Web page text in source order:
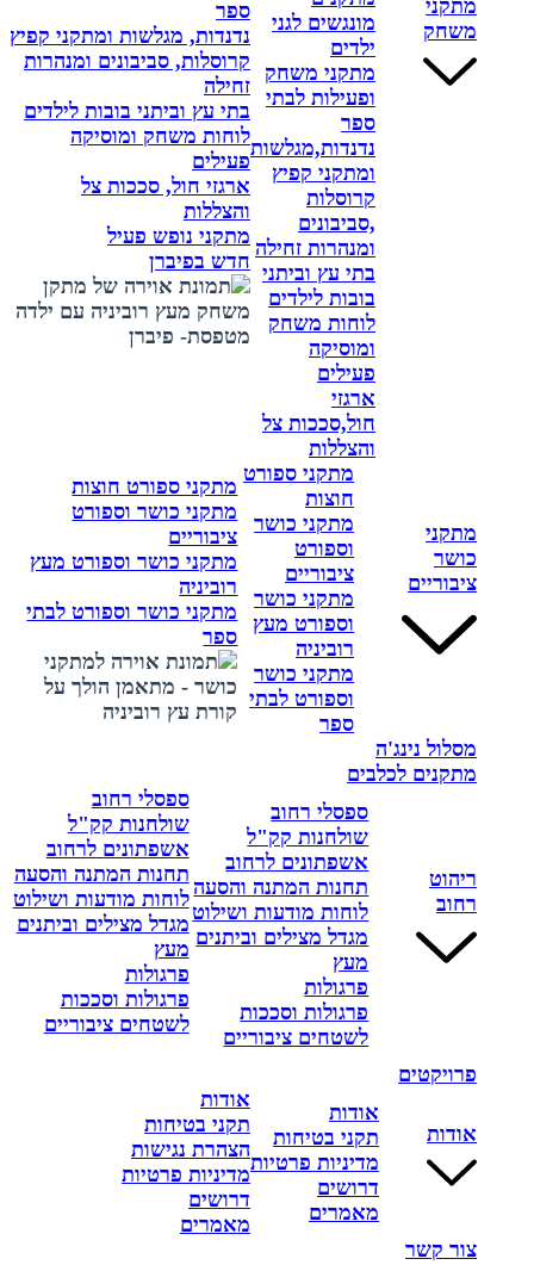
מתקני
משחק
מונגשים לגני
ילדים
מתקני משחק
ופעילות לבתי
ספר
נדנדות,מגלשות
ומתקני קפיץ
קרוסלות
,סביבונים
ומנהרות זחילה
בתי עץ וביתני
בובות לילדים
לוחות משחק
ומוסיקה
פעילים
ארגזי
חול,סככות צל
והצללות
ספר
נדנדות, מגלשות ומתקני קפיץ
קרוסלות, סביבונים ומנהרות
זחילה
בתי עץ וביתני בובות לילדים
לוחות משחק ומוסיקה
פעילים
ארגזי חול, סככות צל
והצללות
מתקני נופש פעיל
חדש בפיברן
מתקני
כושר
ציבוריים
מתקני ספורט
חוצות
מתקני כושר
וספורט
ציבוריים
מתקני כושר
וספורט מעץ
רוביניה
מתקני כושר
וספורט לבתי
ספר
מתקני ספורט חוצות
מתקני כושר וספורט
ציבוריים
מתקני כושר וספורט מעץ
רוביניה
מתקני כושר וספורט לבתי
ספר
מסלול נינג'ה
מתקנים לכלבים
ריהוט
רחוב
ספסלי רחוב
שולחנות קק"ל
אשפתונים לרחוב
תחנות המתנה והסעה
לוחות מודעות ושילוט
מגדל מצילים וביתנים
מעץ
פרגולות
פרגולות וסככות
לשטחים ציבוריים
ספסלי רחוב
שולחנות קק"ל
אשפתונים לרחוב
תחנות המתנה והסעה
לוחות מודעות ושילוט
מגדל מצילים וביתנים
מעץ
פרגולות
פרגולות וסככות
לשטחים ציבוריים
פרויקטים
אודות
אודות
תקני בטיחות
מדיניות פרטיות
דרושים
מאמרים
אודות
תקני בטיחות
הצהרת נגישות
מדיניות פרטיות
דרושים
מאמרים
צור קשר